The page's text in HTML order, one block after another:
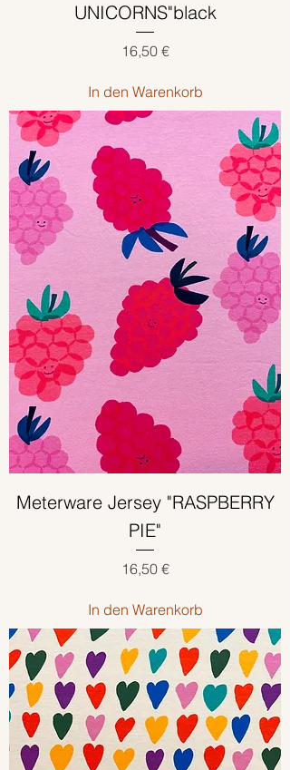
UNICORNS"black
Preis
16,50 €
In den Warenkorb
Meterware Jersey "RASPBERRY
PIE"
Preis
16,50 €
In den Warenkorb